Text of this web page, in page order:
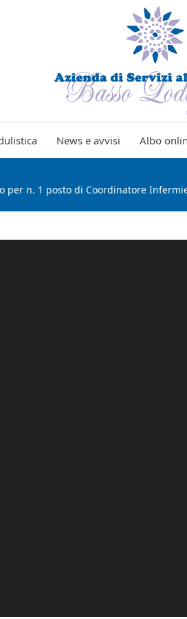
News e avvisi Albo
per n. 1 posto di Coordinatore